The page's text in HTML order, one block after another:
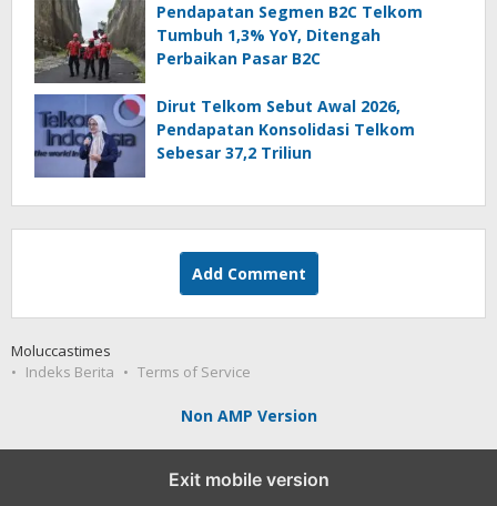
Pendapatan Segmen B2C Telkom
Tumbuh 1,3% YoY, Ditengah
Perbaikan Pasar B2C
Dirut Telkom Sebut Awal 2026,
Pendapatan Konsolidasi Telkom
Sebesar 37,2 Triliun
Add Comment
Moluccastimes
Indeks Berita
Terms of Service
Non AMP Version
Exit mobile version